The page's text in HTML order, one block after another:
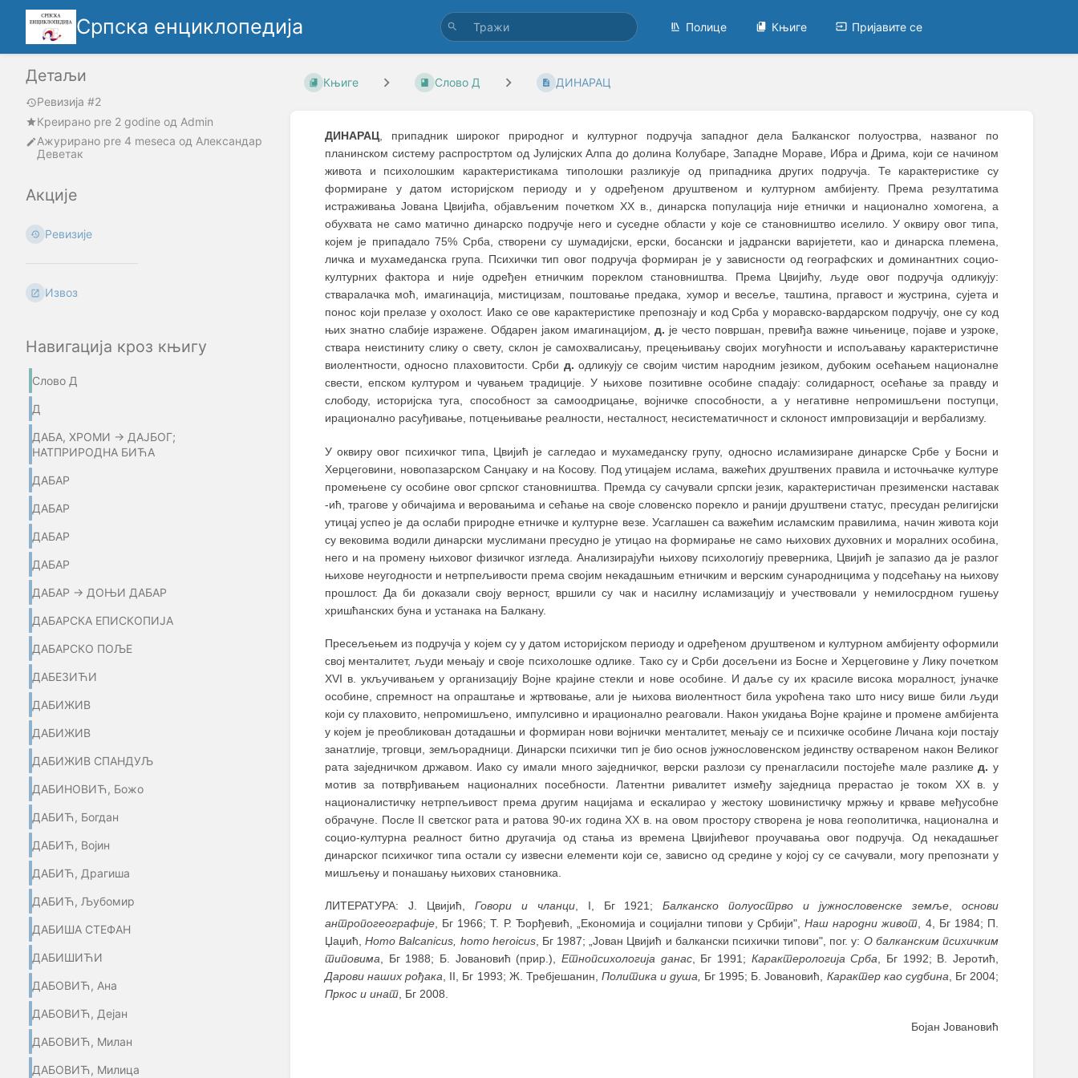
Српска енциклопедија Полице Књиге Пријавите се
Детаљи
Ревизија #2
Креирано pre 2 godine oд Admin
Ажурирано pre 4 meseca од Александар
Деветак
Акције
Ревизије
Извоз
Навигација кроз књигу
Слово Д
Д
ДАБА, ХРОМИ → ДАЈБОГ;
НАТПРИРОДНА БИЋА
ДАБАР
ДАБАР
ДАБАР
ДАБАР
ДАБАР → ДОЊИ ДАБАР
ДАБАРСКА ЕПИСКОПИЈА
ДАБАРСКО ПОЉЕ
ДАБЕЗИЋИ
ДАБИЖИВ
ДАБИЖИВ
ДАБИЖИВ СПАНДУЉ
ДАБИНОВИЋ, Божо
ДАБИЋ, Богдан
ДАБИЋ, Војин
ДАБИЋ, Драгиша
ДАБИЋ, Љубомир
ДАБИША СТЕФАН
ДАБИШИЋИ
ДАБОВИЋ, Ана
ДАБОВИЋ, Дејан
ДАБОВИЋ, Милан
ДАБОВИЋ, Милица
Књиге Слово Д ДИНАРАЦ
ДИНАРАЦ, припадник широког природног и културног подручја западног дела Балканског полуострва, названог по
планинском систему распростртом од Јулијских Алпа до долина Колубаре, Западне Мораве, Ибра и Дрима, који се начином
живота и психолошким карактеристикама типолошки разликује од припадника других подручја. Те карактеристике су
формиране у датом историјском периоду и у одређеном друштвеном и културном амбијенту. Према резултатима
истраживања Јована Цвијића, објављеним почетком XX в., динарска популација није етнички и национално хомогена, а
обухвата не само матично динарско подручје него и суседне области у које се становништво иселило. У оквиру овог типа,
којем је припадало 75% Срба, створени су шумадијски, ерски, босански и јадрански варијетети, као и динарска племена,
личка и мухамеданска група. Психички тип овог подручја формиран је у зависности од географских и доминантних социо-
културних фактора и није одређен етничким пореклом становништва. Према Цвијићу, људе овог подручја одликују:
стваралачка моћ, имагинација, мистицизам, поштовање предака, хумор и весеље, таштина, пргавост и жустрина, сујета и
понос који прелазе у охолост. Иако се ове карактеристике препознају и код Срба у моравско-вардарском подручју, оне су код
њих знатно слабије изражене. Обдарен јаком имагинацијом, д. је често површан, превиђа важне чињенице, појаве и узроке,
ствара неистиниту слику о свету, склон је самохвалисању, прецењивању својих могућности и испољавању карактеристичне
виолентности, односно плаховитости. Срби д. одликују се својим чистим народним језиком, дубоким осећањем националне
свести, епском културом и чувањем традиције. У њихове позитивне особине спадају: солидарност, осећање за правду и
слободу, историјска туга, способност за самоодрицање, војничке способности, а у негативне непромишљени поступци,
ирационално расуђивање, потцењивање реалности, несталност, несистематичност и склоност импровизацији и вербализму.
У оквиру овог психичког типа, Цвијић је сагледао и мухамеданску групу, односно исламизиране динарске Србе у Босни и
Херцеговини, новопазарском Санџаку и на Косову. Под утицајем ислама, важећих друштвених правила и источњачке културе
промењене су особине овог српског становништва. Премда су сачували српски језик, карактеристичан презименски наставак
-ић, трагове у обичајима и веровањима и сећање на своје словенско порекло и ранији друштвени статус, пресудан религијски
утицај успео је да ослаби природне етничке и културне везе. Усаглашен са важећим исламским правилима, начин живота који
су вековима водили динарски муслимани пресудно је утицао на формирање не само њихових духовних и моралних особина,
него и на промену њиховог физичког изгледа. Анализирајући њихову психологију преверника, Цвијић је запазио да је разлог
њихове неугодности и нетрпељивости према својим некадашњим етничким и верским сународницима у подсећању на њихову
прошлост. Да би доказали своју верност, вршили су чак и насилну исламизацију и учествовали у немилосрдном гушењу
хришћанских буна и устанака на Балкану.
Пресељењем из подручја у којем су у датом историјском периоду и одређеном друштвеном и културном амбијенту оформили
свој менталитет, људи мењају и своје психолошке одлике. Тако су и Срби досељени из Босне и Херцеговине у Лику почетком
XVI в. укључивањем у организацију Војне крајине стекли и нове особине. И даље су их красиле висока моралност, јуначке
особине, спремност на oпраштање и жртвовање, али је њихова виолентност била укроћена тако што нису више били људи
који су плаховито, непромишљено, импулсивно и ирационално реаговали. Након укидања Војне крајине и промене амбијента
у којем је преобликован дотадашњи и формиран нови војнички менталитет, мењају се и психичке особине Личана који постају
занатлије, трговци, земљорадници. Динарски психички тип је био основ јужнословенском јединству оствареном након Великог
рата заједничком државом. Иако су имали много заједничког, верски разлози су пренагласили постојеће мале разликед. у
мотив за потврђивањем националних посебности. Латентни ривалитет између заједница прерастао је током XX в. у
националистичку нетрпељивост према другим нацијама и ескалирао у жестоку шовинистичку мржњу и крваве међусобне
обрачуне. После II светског рата и ратова 90-их година XX в. на овом простору створена је нова геополитичка, национална и
социо-културна реалност битно другачија од стања из времена Цвијићевог проучавања овог подручја. Од некадашњег
динарског психичког типа остали су извесни елементи који се, зависно од средине у којој су се сачували, могу препознати у
мишљењу и понашању њихових становника.
ЛИТЕРАТУРА: Ј. Цвијић, Говори и чланци, I, Бг 1921;Балканско полуострво и јужнословенске земље ,основи
антропогеографије , Бг 1966; Т. Р. Ђорђевић, „Економија и социјални типови у Србији", Наш народни живот , 4, Бг 1984; П.
Џаџић,Homo Balcanicus, homo heroicus, Бг 1987; „Јован Цвијић и балкански психички типови", пог. у: О балканским психичким
типовима , Бг 1988; Б. Јовановић (прир.), Етнопсихологија данас, Бг 1991; Карактерологија Срба , Бг 1992; В. Јеротић,
Дарови наших рођака , II, Бг 1993; Ж. Требјешанин, Политика и душа, Бг 1995; Б. Јовановић, Карактер као судбина , Бг 2004;
Пркос и инат , Бг 2008.
Бојан Јовановић